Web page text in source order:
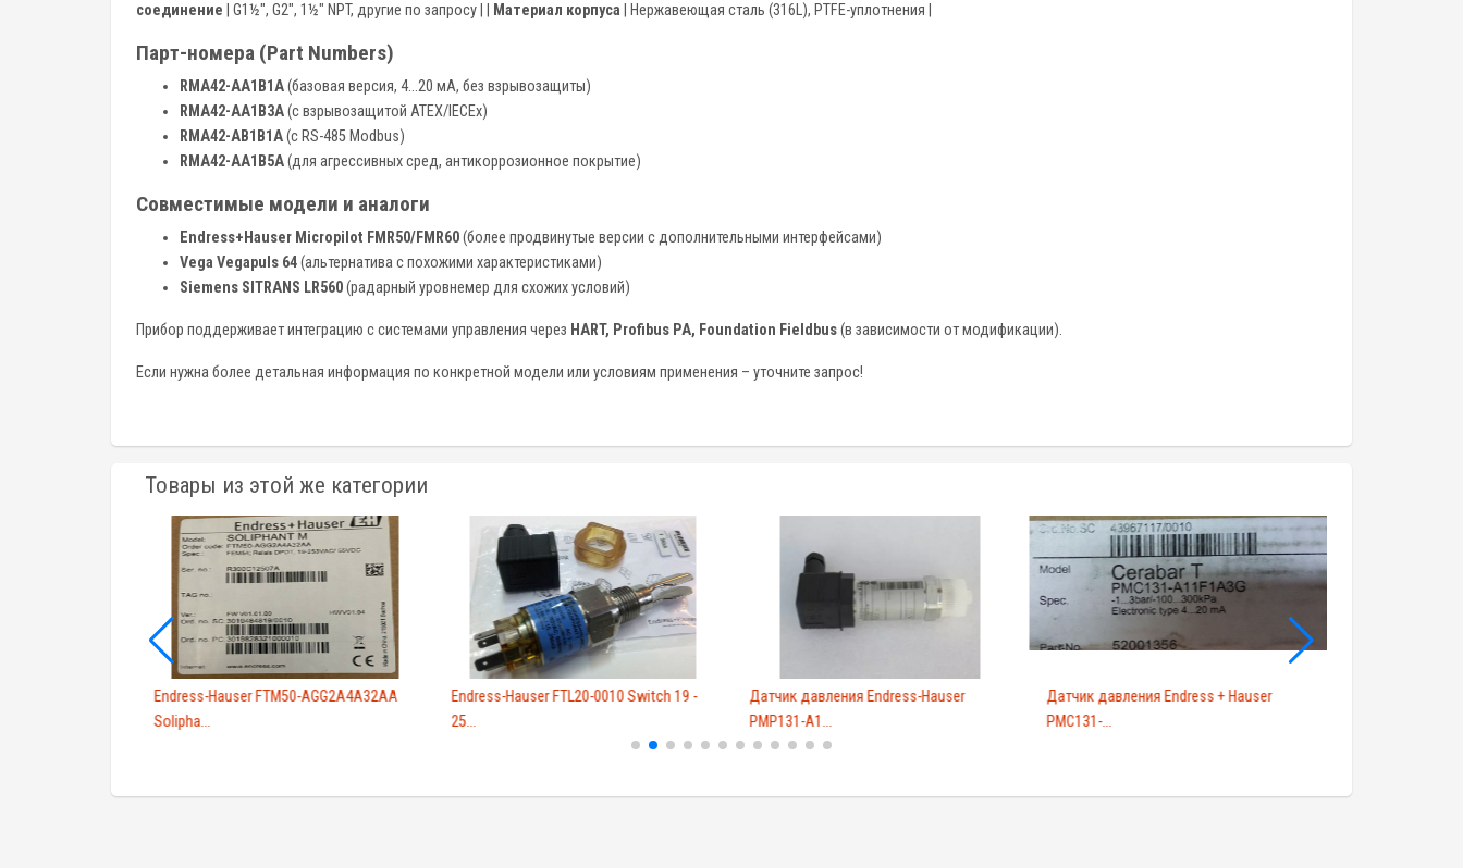
соединение | G1½", G2", 1½" NPT, другие по запросу | | Материал корпуса | Нержавеющая сталь (316L), PTFE-уплотнения |
Парт-номера (Part Numbers)
RMA42-AA1B1A(базовая версия, 4…20 мА, без взрывозащиты)
RMA42-AA1B3A(с взрывозащитой ATEX/IECEx)
RMA42-AB1B1A(с RS-485 Modbus)
RMA42-AA1B5A(для агрессивных сред, антикоррозионное покрытие)
Совместимые модели и аналоги
Endress+Hauser Micropilot FMR50/FMR60(более продвинутые версии с дополнительными интерфейсами)
Vega Vegapuls 64(альтернатива с похожими характеристиками)
Siemens SITRANS LR560(радарный уровнемер для схожих условий)
Прибор поддерживает интеграцию с системами управления через HART, Profibus PA, Foundation Fieldbus(в зависимости от модификации).
Если нужна более детальная информация по конкретной модели или условиям применения – уточните запрос!
Товары из этой же категории
Endress-Hauser FTM50-AGG2A4A32AA
Solipha...
Endress-Hauser FTL20-0010 Switch 19 -
25...
Датчик давления Endress-Hauser
PMP131-A1...
Датчик давления Endress + Hauser
PMC131-...